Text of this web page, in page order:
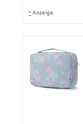
* Anzeige